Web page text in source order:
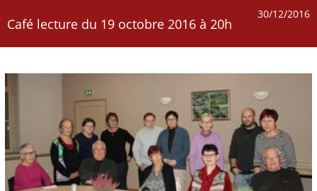
Café lecture du 19 octobre 2016 à 20h
30/12/2016